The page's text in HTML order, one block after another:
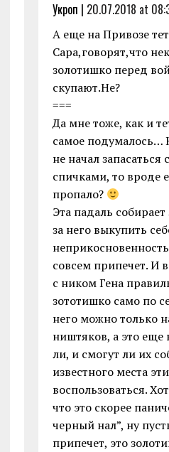
Укроп | 20.07.2018 at
А еще на Привозе
Сара,говорят,что
золотишко перед
скупают.Не?
===
Да мне тоже, как и
самое подумалось…
не начал запасаться
спичками, то вроде
пропало?
Эта падаль
за него выкупить
совсем припечет. И
с ником Гена
зототишко само по
него можно только
ништяков, а это еще
ли, и смогут ли их
известного места
воспользоваться.
что это скорее
черный нал”, ну
припечет, это